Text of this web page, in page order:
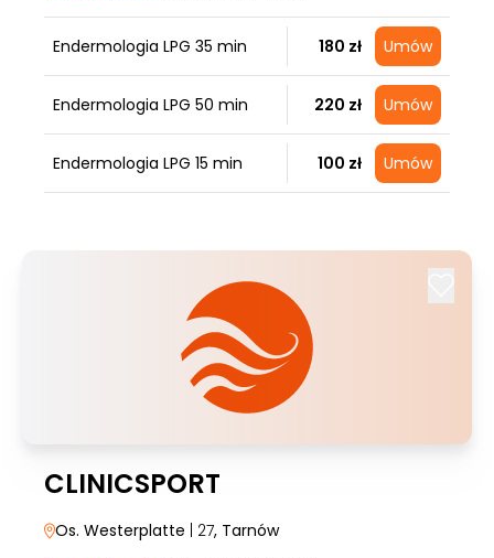
Endermologia LPG 35 min 180 zł Umów
Endermologia LPG 50 min 220 zł Umów
Endermologia LPG 15 min 100 zł Umów
CLINICSPORT
Os. Westerplatte | 27, Tarnów